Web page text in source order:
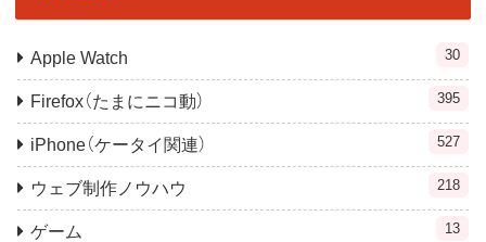
Apple Watch 30
Firefox（たまにニコ動） 395
iPhone（ケータイ関連） 527
ウェブ制作ノウハウ 218
ゲーム 13